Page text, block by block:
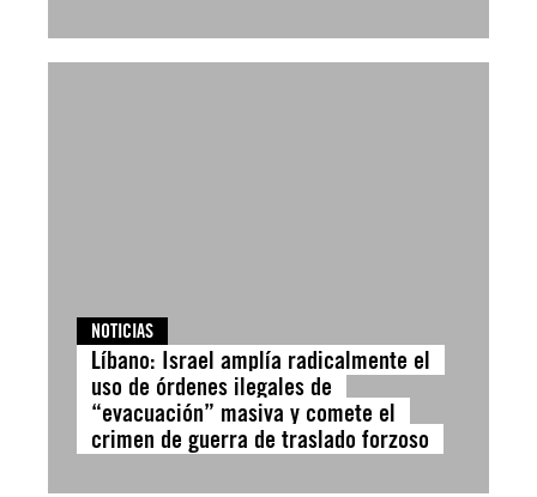
NOTICIAS
Líbano: Israel amplía radicalmente el
uso de órdenes ilegales de
“evacuación” masiva y comete el
crimen de guerra de traslado forzoso